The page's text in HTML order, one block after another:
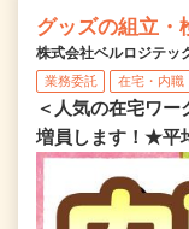
グッズの組立・
株式会社ベルロジテッ
業務委託 在宅・内職
＜人気の在宅ワ
増員します！★平